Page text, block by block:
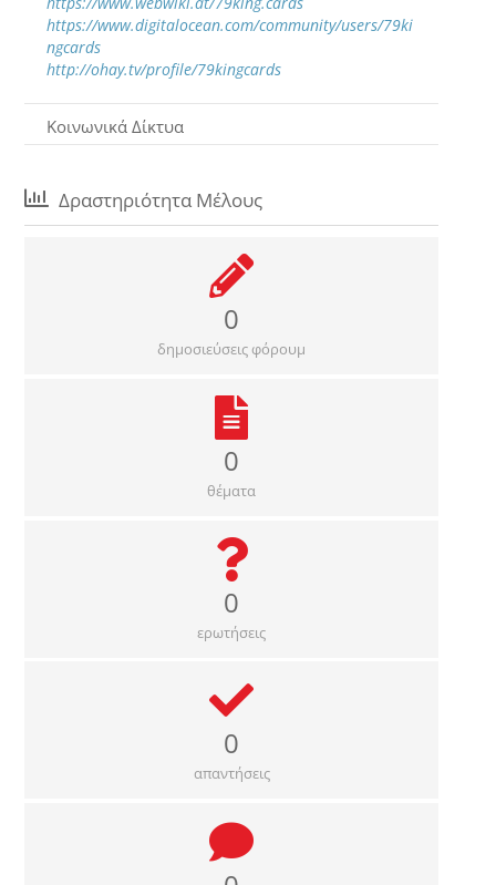
https://www.digitalocean.com/community/users/79ki
ngcards
http://ohay.tv/profile/79kingcards
Κοινωνικά Δίκτυα
Δραστηριότητα Μέλους
0
δημοσιεύσεις φόρουμ
0
θέματα
0
ερωτήσεις
0
απαντήσεις